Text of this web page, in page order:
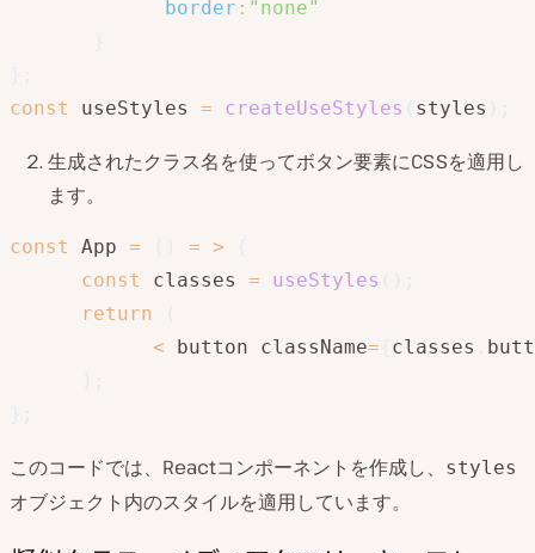
border : "none"
const
useStyles = createUseStyles styles
生成されたクラス名を使ってボタン要素にCSSを適用し
ます。
const App = = >
const
classes = useStyles
return
< button className= classes
このコードでは、Reactコンポーネントを作成し、 styles
オブジェクト内のスタイルを適用しています。